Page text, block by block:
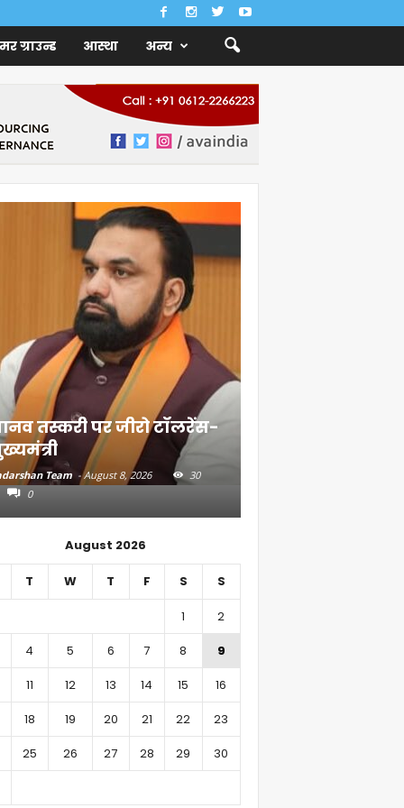
ग्राउन्ड आस्था अन्य
तस्करी पर जीरो टॉलरेंस-
Team - August 8, 2026
30
0
August 2026
T W T F S S
1
2
4 5 6 7 8
9
11 12 13 14 15
16
18 19 20 21 22
23
25 26 27 28 29
30